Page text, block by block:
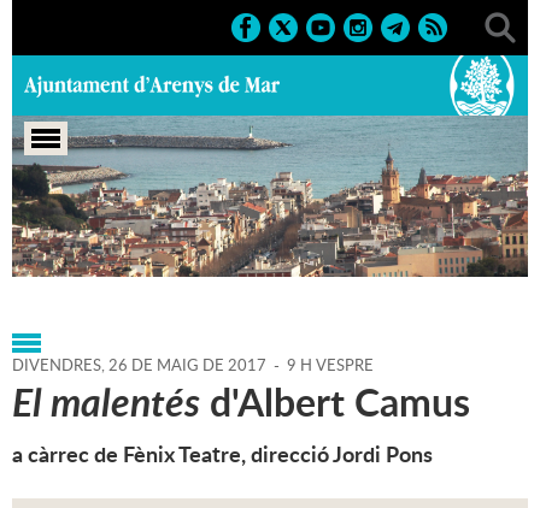
Portada > Agenda > 26-05-2017 > Marcs > 2017 > Teatre
Principal 1r semestre
DIVENDRES,26 DE MAIG DE 2017 - 9 H VESPRE
El malentés d'Albert Camus
a càrrec de Fènix Teatre, direcció Jordi Pons